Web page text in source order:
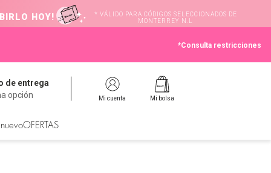
HOY!
* VÁLIDO PARA CÓDIGOS SELECCIONADOS DE
MONTERREY N.L
*Consulta restricciones
de entrega
opción
Mi cuenta Mi bolsa
OFERTAS